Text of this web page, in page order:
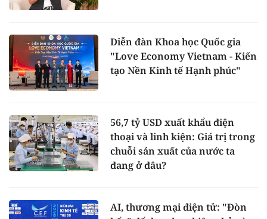
Diễn đàn Khoa học Quốc gia
"Love Economy Vietnam - Kiến
tạo Nền Kinh tế Hạnh phúc"
56,7 tỷ USD xuất khẩu điện
thoại và linh kiện: Giá trị trong
chuỗi sản xuất của nước ta
đang ở đâu?
AI, thương mại điện tử: "Đòn